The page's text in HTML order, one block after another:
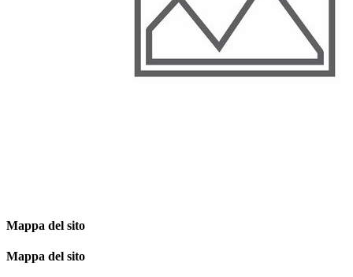
Mappa del sito
Mappa del sito